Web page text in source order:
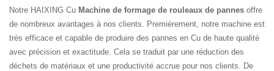
Notre HAIXING Cu Machine de formage de rouleaux de pannes offre
de nombreux avantages à nos clients. Premièrement, notre machine est
très efficace et capable de produire des pannes en Cu de haute qualité
avec précision et exactitude. Cela se traduit par une réduction des
déchets de matériaux et une productivité accrue pour nos clients. De